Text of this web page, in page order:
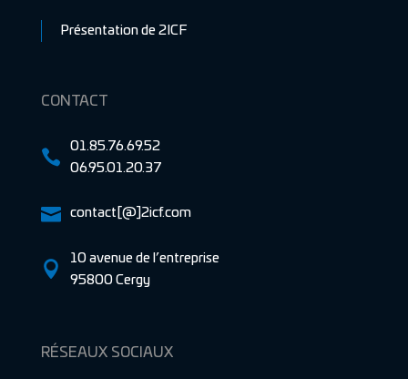
Présentation de 2ICF
CONTACT

01.85.76.69.52
06.95.01.20.37
 contact[@]2icf.com

10 avenue de l’entreprise
95800 Cergy
RÉSEAUX SOCIAUX